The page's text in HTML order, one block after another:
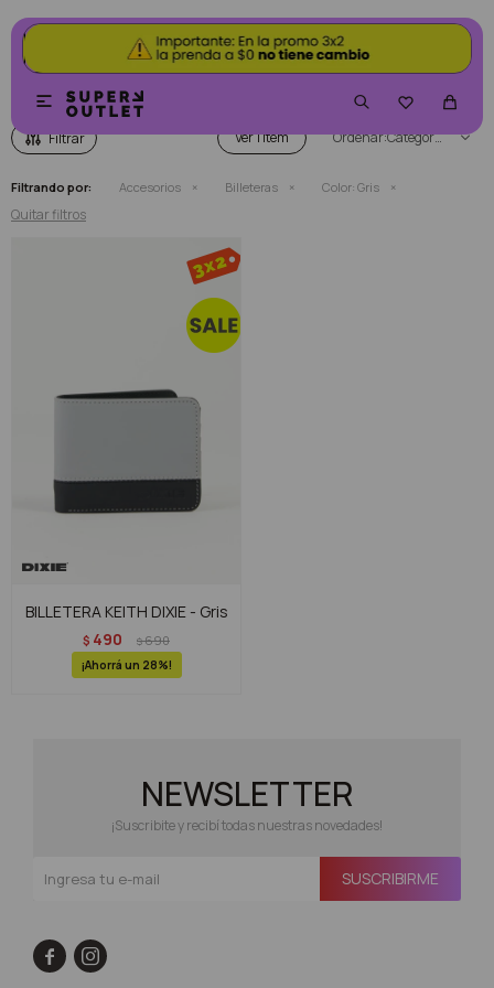


Ver Categoría
Filtrando por: Accesorios Billeteras Color: Gris
Quitar filtros
BILLETERA KEITH DIXIE - Gris
$ 490 $690
28
NEWSLETTER
¡Suscribite y recibí todas nuestras novedades!
SUSCRIBIRME
 